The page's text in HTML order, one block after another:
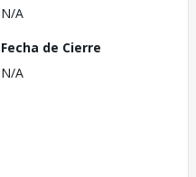
N/A
Fecha de Cierre
N/A